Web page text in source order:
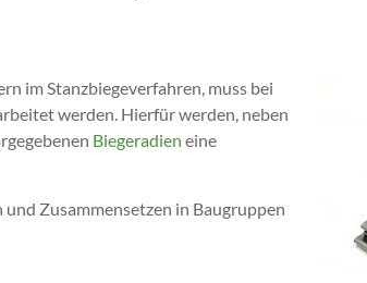
im Stanzbiegeverfahren, muss bei
werden. Hierfür werden, neben
Biegeradien eine
Zusammensetzen in Baugruppen